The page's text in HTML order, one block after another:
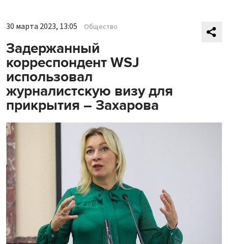
30 марта 2023, 13:05 Общество
Задержанный
корреспондент WSJ
использовал
журналистскую визу для
прикрытия – Захарова